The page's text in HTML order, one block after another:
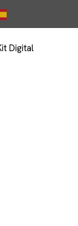
Digital